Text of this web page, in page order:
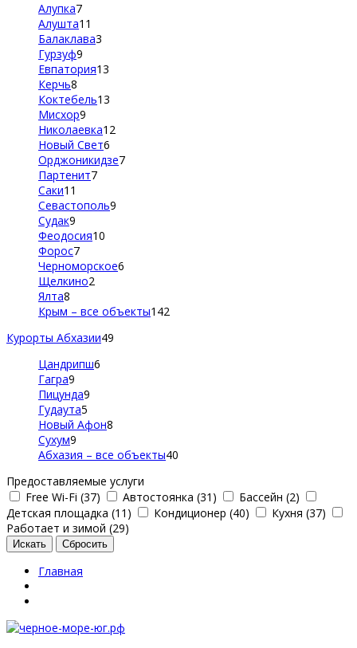
Алупка7
Алушта11
Балаклава3
Гурзуф9
Евпатория13
Керчь8
Коктебель13
Мисхор9
Николаевка12
Новый Свет6
Орджоникидзе7
Партенит7
Саки11
Севастополь9
Судак9
Феодосия10
Форос7
Черноморское6
Щелкино2
Ялта8
Крым – все объекты142
Курорты Абхазии49
Цандрипш6
Гагра9
Пицунда9
Гудаута5
Новый Афон8
Сухум9
Абхазия – все объекты40
Предоставляемые услуги
Free Wi-Fi (37)
Автостоянка (31)
Бассейн (2)
Детская площадка (11)
Кондиционер (40)
Кухня (37)
Работает и зимой (29)
Главная